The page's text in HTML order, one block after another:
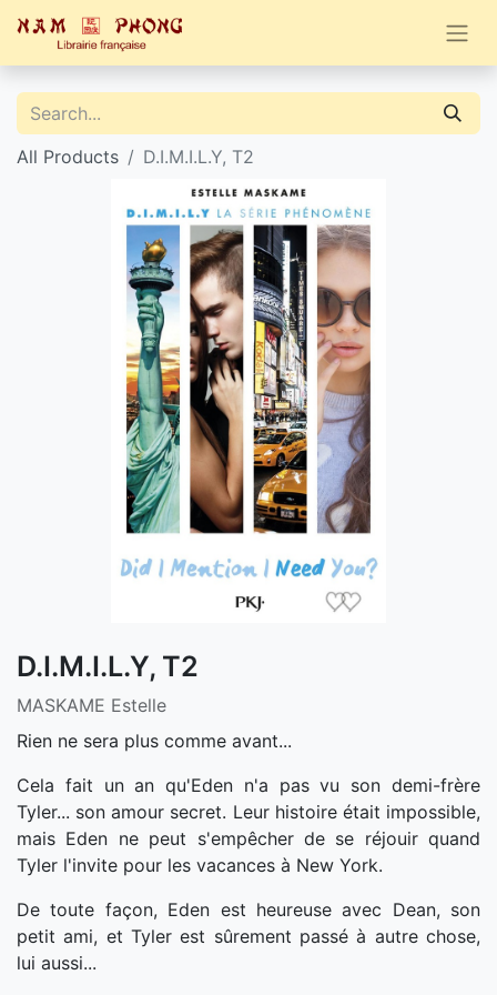
All Products D.I.M.I.L.Y, T2
D.I.M.I.L.Y, T2
MASKAME Estelle
Rien ne sera plus comme avant...
Cela fait un an qu'Eden n'a pas vu son demi-frère
Tyler... son amour secret. Leur histoire était impossible,
mais Eden ne peut s'empêcher de se réjouir quand
Tyler l'invite pour les vacances à New York.
De toute façon, Eden est heureuse avec Dean, son
petit ami, et Tyler est sûrement passé à autre chose,
lui aussi...